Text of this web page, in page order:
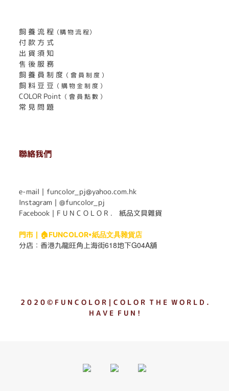
飼 養 流 程 （購 物 流 程）
付 款 方 式
出 貨 須 知
售 後 服 務
飼 養 員 制 度 （ 會 員 制 度 ）
飼 料 豆 豆 （ 購 物 金 制 度 ）
COLOR Point （ 會 員 點 數 ）
常 見 問 題
聯絡我們
e-mail｜funcolor_pj@yahoo.com.hk
Instagram｜ @funcolor_pj
Facebook｜ F U N C O L O R ． 紙品文具雜貨
門市｜ 🏠FUNCOLOR•紙品文具雜貨店
分店： 香港九龍旺角上海街618地下G04A舖
2 0 2 0 © F U N C O L O R｜C O L O R T H E W O R L D .
H A V E F U N !